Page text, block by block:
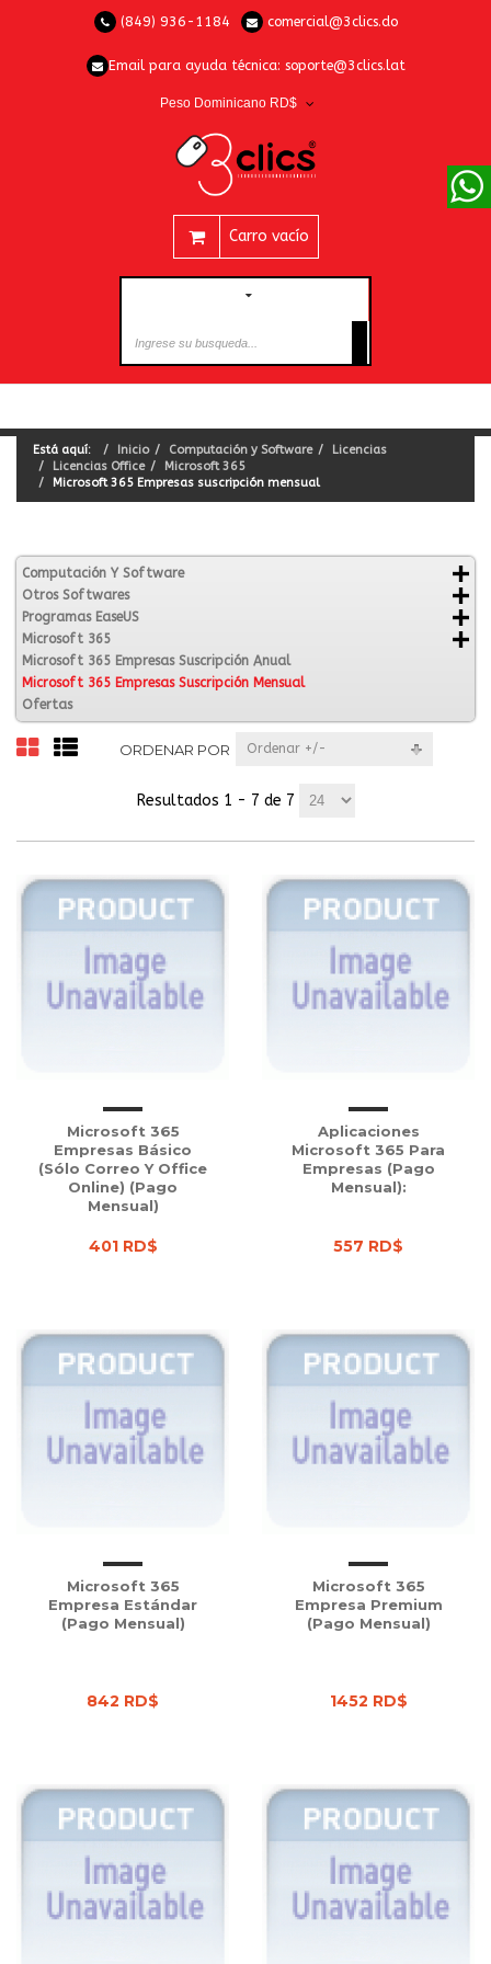
(849) 936-1184 comercial@3clics.do
Email para ayuda técnica: soporte@3clics.lat
Peso Dominicano RD$
Carro vacío
CATEGORÍAS
Está aquí: Inicio Computación y Software
Licencias
Licencias Office
Microsoft 365
Microsoft 365 Empresas suscripción mensual
Computación Y Software
Otros Softwares
Programas EaseUS
Microsoft 365
Microsoft 365 Empresas Suscripción Anual
Microsoft 365 Empresas Suscripción Mensual
Ofertas
ORDENAR POR Ordenar +/-
Resultados 1 - 7 de 7
Microsoft 365
Empresas Básico
(Sólo Correo Y Office
Online) (Pago
Mensual)
401 RD$
Aplicaciones
Microsoft 365 Para
Empresas (Pago
Mensual):
557 RD$
Microsoft 365
Empresa Estándar
(Pago Mensual)
842 RD$
Microsoft 365
Empresa Premium
(Pago Mensual)
1452 RD$